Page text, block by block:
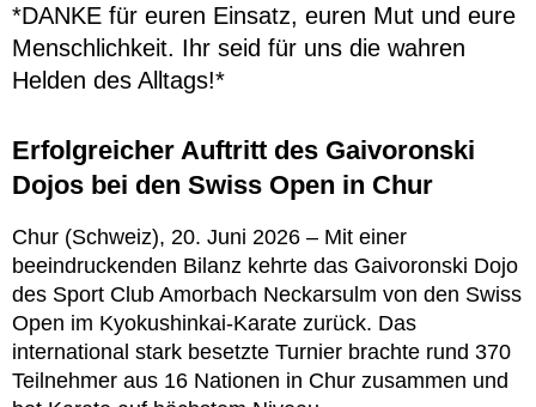
*DANKE für euren Einsatz, euren Mut und eure
Menschlichkeit. Ihr seid für uns die wahren
Helden des Alltags!*
Erfolgreicher Auftritt des Gaivoronski
Dojos bei den Swiss Open in Chur
Chur (Schweiz), 20. Juni 2026 – Mit einer
beeindruckenden Bilanz kehrte das Gaivoronski Dojo
des Sport Club Amorbach Neckarsulm von den Swiss
Open im Kyokushinkai-Karate zurück. Das
international stark besetzte Turnier brachte rund 370
Teilnehmer aus 16 Nationen in Chur zusammen und